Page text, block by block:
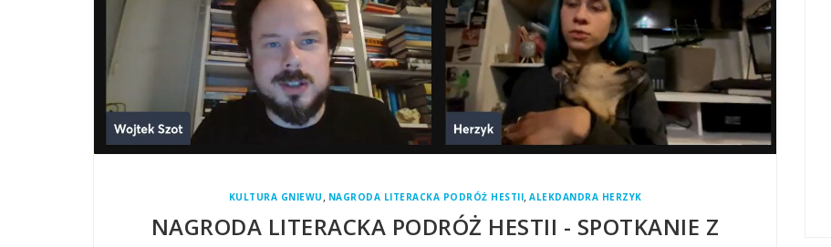
KULTURA GNIEWU , NAGRODA LITERACKA PODRÓŻ HESTII, ALEKDANDRA HERZYK
NAGRODA LITERACKA PODRÓŻ HESTII - SPOTKANIE Z